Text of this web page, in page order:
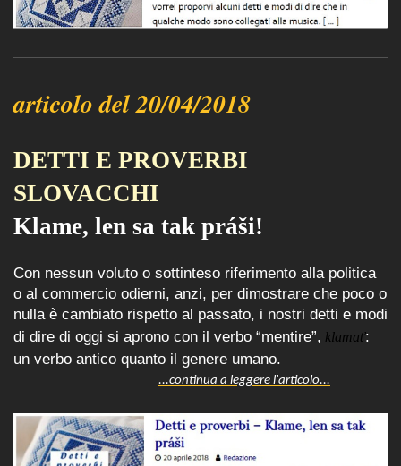
articolo del 20/04/2018
DETTI E PROVERBI
SLOVACCHI
Klame, len sa tak práši!
Con nessun voluto o sottinteso riferimento alla politica
o al commercio odierni, anzi, per dimostrare che poco o
nulla è cambiato rispetto al passato, i nostri detti e modi
di dire di oggi si aprono con il verbo “mentire”, klamať:
un verbo antico quanto il genere umano.
...continua a leggere l'articolo...